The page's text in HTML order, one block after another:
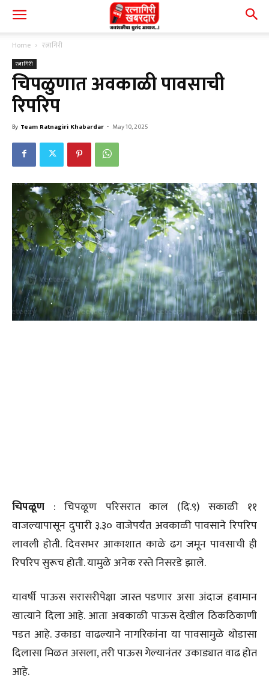
Home रत्नागिरी
रत्नागिरी
चिपळुणात अवकाळी पावसाची
रिपरिप
By Team Ratnagiri Khabardar - May 10, 2025
चिपळूण : चिपळूण परिसरात काल (दि.९) सकाळी ११
वाजल्यापासून दुपारी ३.३० वाजेपर्यंत अवकाळी पावसाने रिपरिप
लावली होती. दिवसभर आकाशात काळे ढग जमून पावसाची ही
रिपरिप सुरूच होती. यामुळे अनेक रस्ते निसरडे झाले.
यावर्षी पाऊस सरासरीपेक्षा जास्त पडणार असा अंदाज हवामान
खात्याने दिला आहे. आता अवकाळी पाऊस देखील ठिकठिकाणी
पडत आहे. उकाडा वाढल्याने नागरिकांना या पावसामुळे थोडासा
दिलासा मिळत असला, तरी पाऊस गेल्यानंतर उकाड्यात वाढ होत
आहे.